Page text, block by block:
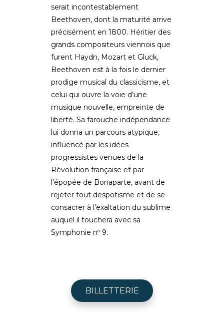
serait incontestablement
Beethoven, dont la maturité arrive
précisément en 1800. Héritier des
grands compositeurs viennois que
furent Haydn, Mozart et Gluck,
Beethoven est à la fois le dernier
prodige musical du classicisme, et
celui qui ouvre la voie d’une
musique nouvelle, empreinte de
liberté. Sa farouche indépendance
lui donna un parcours atypique,
influencé par les idées
progressistes venues de la
Révolution française et par
l’épopée de Bonaparte, avant de
rejeter tout despotisme et de se
consacrer à l’exaltation du sublime
auquel il touchera avec sa
Symphonie nº 9.
BILLETTERIE